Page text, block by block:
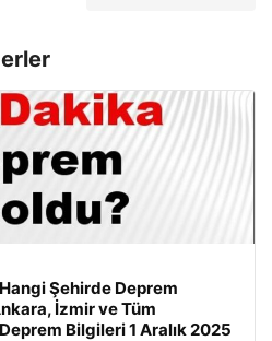
Şehirde Deprem
İzmir ve Tüm
Deprem Bilgileri 1 Aralık 2025